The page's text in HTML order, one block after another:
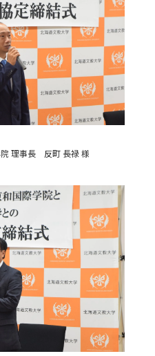
理事長 反町 長禄 様